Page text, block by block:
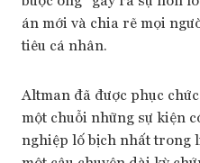
án mới và chia rẽ mọi
tiêu cá nhân.
Altman đã được phục
một chuỗi những sự kiện
nghiệp lố bịch nhất trong